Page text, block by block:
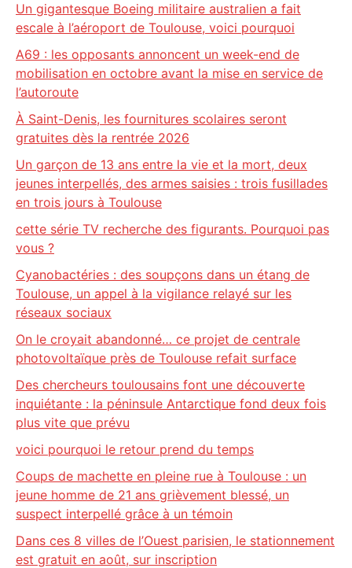
Un gigantesque Boeing militaire australien a fait
escale à l’aéroport de Toulouse, voici pourquoi
A69 : les opposants annoncent un week-end de
mobilisation en octobre avant la mise en service de
l’autoroute
À Saint-Denis, les fournitures scolaires seront
gratuites dès la rentrée 2026
Un garçon de 13 ans entre la vie et la mort, deux
jeunes interpellés, des armes saisies : trois fusillades
en trois jours à Toulouse
cette série TV recherche des figurants. Pourquoi pas
vous ?
Cyanobactéries : des soupçons dans un étang de
Toulouse, un appel à la vigilance relayé sur les
réseaux sociaux
On le croyait abandonné… ce projet de centrale
photovoltaïque près de Toulouse refait surface
Des chercheurs toulousains font une découverte
inquiétante : la péninsule Antarctique fond deux fois
plus vite que prévu
voici pourquoi le retour prend du temps
Coups de machette en pleine rue à Toulouse : un
jeune homme de 21 ans grièvement blessé, un
suspect interpellé grâce à un témoin
Dans ces 8 villes de l’Ouest parisien, le stationnement
est gratuit en août, sur inscription